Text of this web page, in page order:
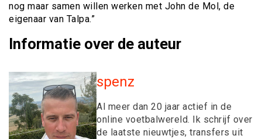
nog maar samen willen werken met John de Mol, de
eigenaar van Talpa.”
Informatie over de auteur
spenz
Al meer dan 20 jaar actief in de
online voetbalwereld. Ik schrijf over
de laatste nieuwtjes, transfers uit